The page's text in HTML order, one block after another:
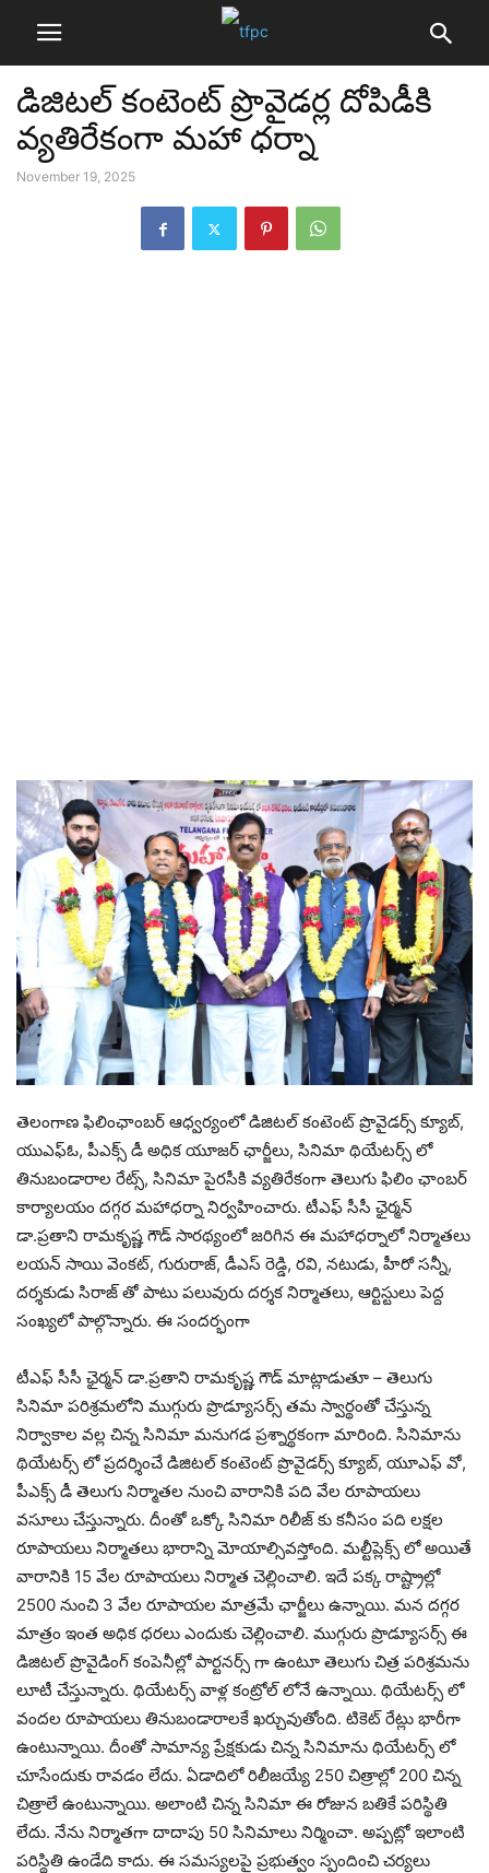
డిజిటల్ కంటెంట్ ప్రొవైడర్ల దోపిడీకి
వ్యతిరేకంగా మహా ధర్నా
November 19, 2025
తెలంగాణ ఫిలింఛాంబర్ ఆధ్వర్యంలో డిజిటల్ కంటెంట్ ప్రొవైడర్స్ క్యూబ్,
యుఎఫ్ఓ, పీఎక్స్ డీ అధిక యూజర్ ఛార్జీలు, సినిమా థియేటర్స్ లో
తినుబండారాల రేట్స్, సినిమా పైరసీకి వ్యతిరేకంగా తెలుగు ఫిలిం ఛాంబర్
కార్యాలయం దగ్గర మహాధర్నా నిర్వహించారు. టీఎఫ్ సీసీ ఛైర్మన్
డా.ప్రతాని రామకృష్ణ గౌడ్ సారథ్యంలో జరిగిన ఈ మహాధర్నాలో నిర్మాతలు
లయన్ సాయి వెంకట్, గురురాజ్, డీఎస్ రెడ్డి, రవి, నటుడు, హీరో సన్నీ,
దర్శకుడు సిరాజ్ తో పాటు పలువురు దర్శక నిర్మాతలు, ఆర్టిస్టులు పెద్ద
సంఖ్యలో పాల్గొన్నారు. ఈ సందర్భంగా
టీఎఫ్ సీసీ ఛైర్మన్ డా.ప్రతాని రామకృష్ణ గౌడ్ మాట్లాడుతూ – తెలుగు
సినిమా పరిశ్రమలోని ముగ్గురు ప్రొడ్యూసర్స్ తమ స్వార్థంతో చేస్తున్న
నిర్వాకాల వల్ల చిన్న సినిమా మనుగడ ప్రశ్నార్థకంగా మారింది. సినిమాను
థియేటర్స్ లో ప్రదర్శించే డిజిటల్ కంటెంట్ ప్రొవైడర్స్ క్యూబ్, యూఎఫ్ వో,
పీఎక్స్ డీ తెలుగు నిర్మాతల నుంచి వారానికి పది వేల రూపాయలు
వసూలు చేస్తున్నారు. దీంతో ఒక్కో సినిమా రిలీజ్ కు కనీసం పది లక్షల
రూపాయలు నిర్మాతలు భారాన్ని మోయాల్సివస్తోంది. మల్టీప్లెక్స్ లో అయితే
వారానికి 15 వేల రూపాయలు నిర్మాత చెల్లించాలి. ఇదే పక్క రాష్ట్రాల్లో
2500 నుంచి 3 వేల రూపాయల మాత్రమే ఛార్జీలు ఉన్నాయి. మన దగ్గర
మాత్రం ఇంత అధిక ధరలు ఎందుకు చెల్లించాలి. ముగ్గురు ప్రొడ్యూసర్స్ ఈ
డిజిటల్ ప్రొవైడింగ్ కంపెనీల్లో పార్టనర్స్ గా ఉంటూ తెలుగు చిత్ర పరిశ్రమను
లూటీ చేస్తున్నారు. థియేటర్స్ వాళ్ల కంట్రోల్ లోనే ఉన్నాయి. థియేటర్స్ లో
వందల రూపాయలు తినుబండారాలకే ఖర్చువుతోంది. టికెట్ రేట్లు భారీగా
ఉంటున్నాయి. దీంతో సామాన్య ప్రేక్షకుడు చిన్న సినిమాను థియేటర్స్ లో
చూసేందుకు రావడం లేదు. ఏడాదిలో రిలీజయ్యే 250 చిత్రాల్లో 200 చిన్న
చిత్రాలే ఉంటున్నాయి. అలాంటి చిన్న సినిమా ఈ రోజున బతికే పరిస్థితి
లేదు. నేను నిర్మాతగా దాదాపు 50 సినిమాలు నిర్మించా. అప్పట్లో ఇలాంటి
పరిస్థితి ఉండేది కాదు. ఈ సమస్యలపై ప్రభుత్వం స్పందించి చర్యలు